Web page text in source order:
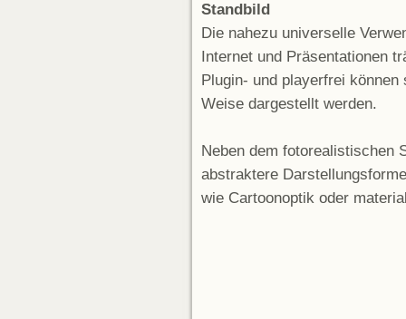
Standbild
Die nahezu universelle
Internet und Präsentationen
Plugin- und playerfrei
Weise dargestellt werden.
Neben dem fotorealistischen
abstraktere
wie Cartoonoptik oder